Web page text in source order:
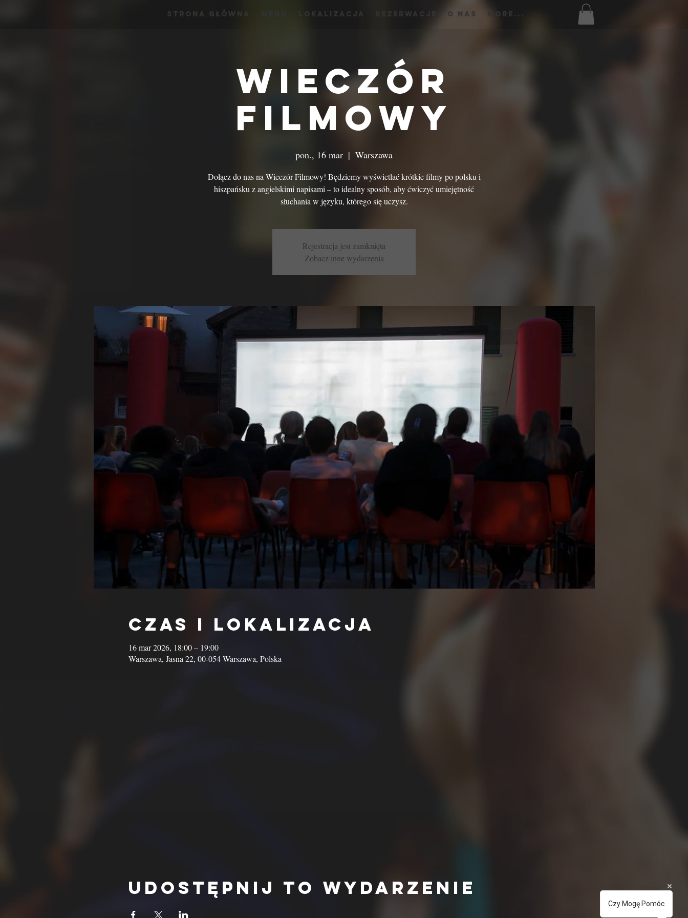
Strona Główna Lokalizacja Rezerwacje O Nas More...
Wieczór
Filmowy
pon., 16 mar
  |
Warszawa
Dołącz do nas na Wieczór Filmowy! Będziemy wyświetlać krótkie filmy po polsku i
hiszpańsku z angielskimi napisami – to idealny sposób, aby ćwiczyć umiejętność
słuchania w języku, którego się uczysz.
Rejestracja jest zamknięta
Zobacz inne wydarzenia
Czas i lokalizacja
16 mar 2026, 18:00 – 19:00
Warszawa, Jasna 22, 00-054 Warszawa, Polska
Udostępnij to wydarzenie
Czy Mogę Pomóc